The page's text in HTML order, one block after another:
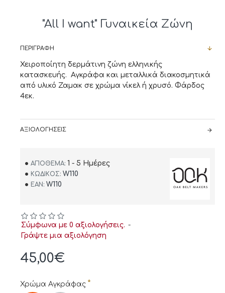
"All I want" Γυναικεία Ζώνη
ΠΕΡΙΓΡΑΦΉ
Χειροποίητη δερμάτινη ζώνη ελληνικής
κατασκευής. Αγκράφα και μεταλλικά διακοσμητικά
από υλικό Ζαμακ σε χρώμα νίκελ ή χρυσό. Φάρδος
4εκ.
ΑΞΙΟΛΟΓΉΣΕΙΣ
ΑΠΌΘΕΜΑ: 1 - 5 Ημέρες
ΚΩΔΙΚΌΣ: W110
EAN: W110
Σύμφωνα με 0 αξιολογήσεις. -
Γράψτε μια αξιολόγηση
45,00€
Χρώμα Αγκράφας